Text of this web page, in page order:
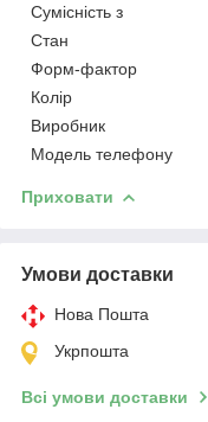
Сумісність з
Стан
Форм-фактор
Колір
Виробник
Модель телефону
Приховати
Умови доставки
Нова Пошта
Укрпошта
Всі умови доставки